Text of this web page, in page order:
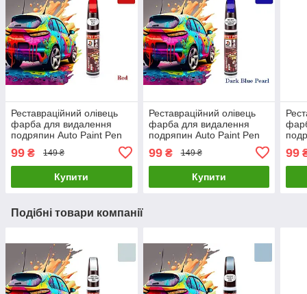
Реставраційний олівець
фарба для видалення
подряпин Auto Paint Pen
99 ₴ 149 ₴
Купити
Реставраційний олівець
фарба для видалення
подряпин Auto Paint Pen
99₴ 149 ₴
Купити
99
Подібні товари компанії